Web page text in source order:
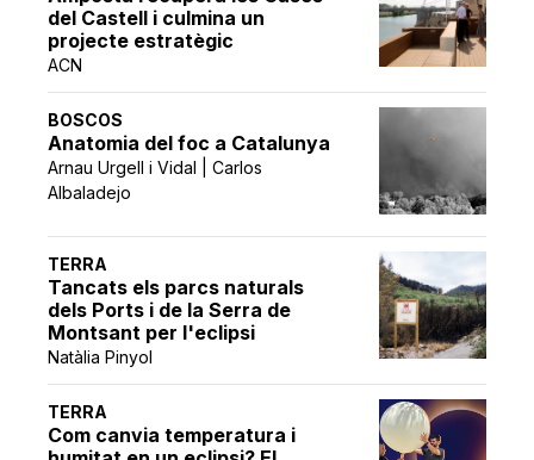
del Castell i culmina un
projecte estratègic
ACN
BOSCOS
Anatomia del foc a Catalunya
Arnau Urgell i Vidal | Carlos
Albaladejo
TERRA
Tancats els parcs naturals
dels Ports i de la Serra de
Montsant per l'eclipsi
Natàlia Pinyol
TERRA
Com canvia temperatura i